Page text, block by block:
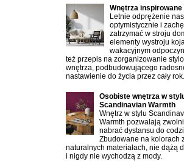
Wnętrza inspirowane
Letnie odprężenie
optymistycznie i
zatrzymać w stroju
elementy wystroju
wakacyjnym
też przepis na zorganizowanie
wnętrza, podbudowującego
nastawienie do życia przez cały rok.
Osobiste wnętrza w
Scandinavian Warmth
Wnętrz w stylu
Warmth pozwalają
nabrać dystansu do
Zbudowane na kolorach
naturalnych materiałach, nie dążą
i nigdy nie wychodzą z mody.